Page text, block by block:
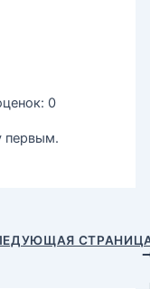
0
первым.